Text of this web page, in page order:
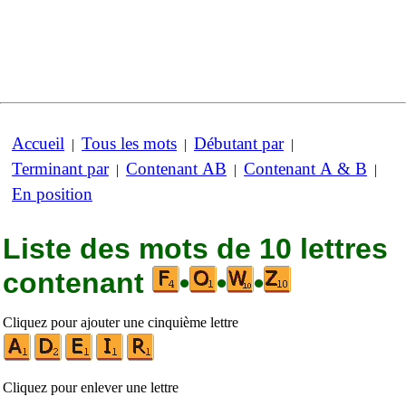
Accueil | Tous les mots | Débutant par|
Terminant par| Contenant AB | Contenant A & B |
En position
Liste des mots de 10 lettres
contenant
• • •
Cliquez pour ajouter une cinquième lettre
Cliquez pour enlever une lettre